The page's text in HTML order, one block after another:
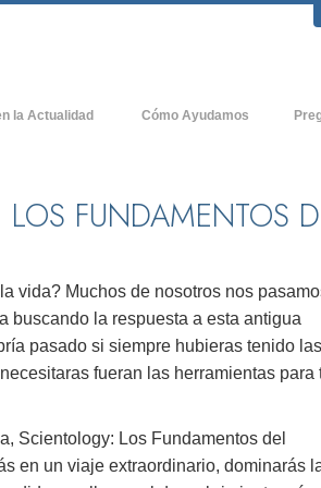
la Actualidad
al Mundo
- Líder Eclesiástico de
Cómo Ayudamos
FUNDAMENTOS
vida? Muchos de nosotros nos
buscando la respuesta a esta antigua
pasado si siempre hubieras tenido las
fueran las herramientas para
Scientology: Los Fundamentos del
en un viaje extraordinario, dominarás